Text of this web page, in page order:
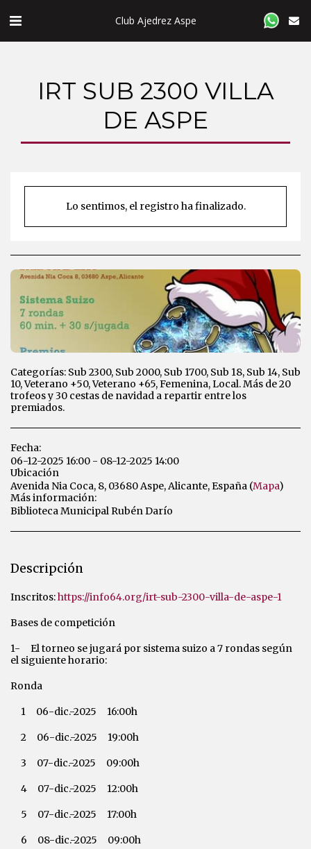
Club Ajedrez Aspe
IRT SUB 2300 VILLA
DE ASPE
Lo sentimos, el registro ha finalizado.
Categorías: Sub 2300, Sub 2000, Sub 1700, Sub 18, Sub 14, Sub
10, Veterano +50, Veterano +65, Femenina, Local. Más de 20
trofeos y 30 cestas de navidad a repartir entre los
premiados.
Fecha:
06-12-2025 16:00 - 08-12-2025 14:00
Ubicación
Avenida Nia Coca, 8, 03680 Aspe, Alicante, España (Mapa)
Más información:
Biblioteca Municipal Rubén Darío
Descripción
Inscritos:https://info64.org/irt-sub-2300-villa-de-aspe-1
Bases de competición
1- El torneo se jugará por sistema suizo a 7 rondas según
el siguiente horario:
Ronda
1 06-dic.-2025 16:00h
2 06-dic.-2025 19:00h
3 07-dic.-2025 09:00h
4 07-dic.-2025 12:00h
5 07-dic.-2025 17:00h
6 08-dic.-2025 09:00h